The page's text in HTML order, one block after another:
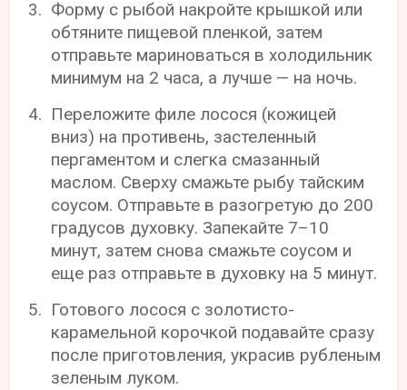
Форму с рыбой накройте крышкой или
обтяните пищевой пленкой, затем
отправьте мариноваться в холодильник
минимум на 2 часа, а лучше — на ночь.
Переложите филе лосося (кожицей
вниз) на противень, застеленный
пергаментом и слегка смазанный
маслом. Сверху смажьте рыбу тайским
соусом. Отправьте в разогретую до 200
градусов духовку. Запекайте 7–10
минут, затем снова смажьте соусом и
еще раз отправьте в духовку на 5 минут.
Готового лосося с золотисто-
карамельной корочкой подавайте сразу
после приготовления, украсив рубленым
зеленым луком.